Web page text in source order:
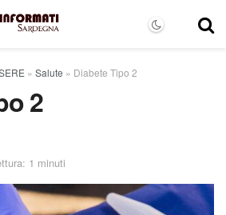
» Salute » Diabete Tipo 2
2
1 minuti